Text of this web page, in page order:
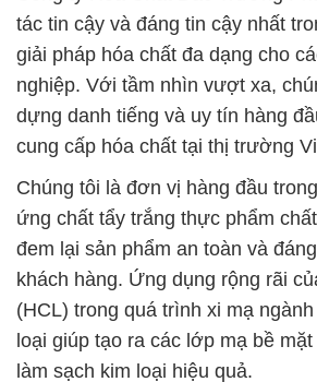
cung cấp hóa chất tại thị trường
Chúng tôi là đơn vị hàng đầu
ứng chất tẩy trắng thực phẩm
đem lại sản phẩm an toàn và
khách hàng. Ứng dụng rộng rãi
(HCL) trong quá trình xi mạ ngành
loại giúp tạo ra các lớp mạ bề
làm sạch kim loại hiệu quả.
Chúng tôi không chỉ chú trọng
phẩm chất lượng mà còn tập
khách hàng xuất sắc. Đội ngũ
sâu, tích luỹ nhiều năm kinh